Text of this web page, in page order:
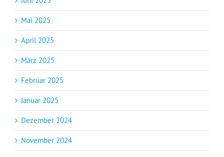
Mai 2025
April 2025
März 2025
Februar 2025
Januar 2025
Dezember 2024
November 2024